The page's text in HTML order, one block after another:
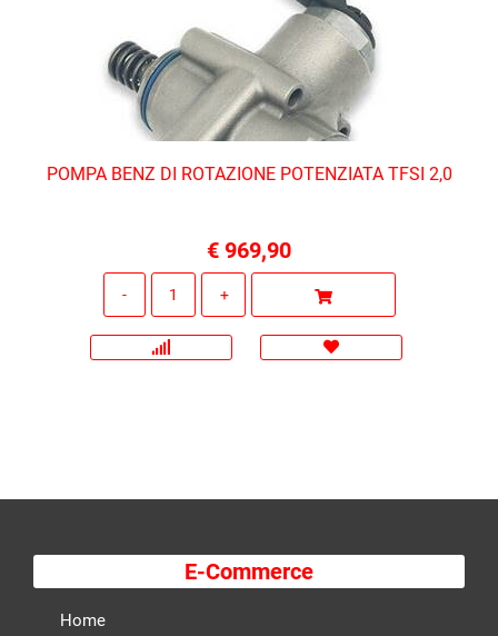
POMPA BENZ DI ROTAZIONE POTENZIATA TFSI 2,0
€ 969,90
E-Commerce
Home